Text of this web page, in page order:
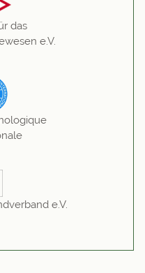
das
e.V.
e.V.